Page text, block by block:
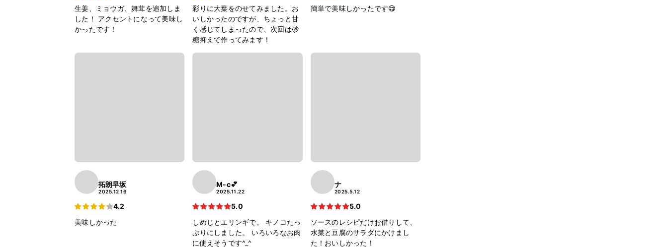
生姜、ミョウガ、舞茸を追加しま
した！ アクセントになって美味し
かったです！
彩りに大葉をのせてみました。お
いしかったのですが、ちょっと甘
く感じてしまったので、次回は砂
糖抑えて作ってみます！
簡単で美味しかったです😋
拓朗早坂
2025.12.16
4.2
美味しかった
M-c💕
2025.11.22
5.0
しめじとエリンギで。 キノコたっ
ぷりにしました。 いろいろなお肉
に使えそうです^_^
ナ
2025.5.12
5.0
ソースのレシピだけお借りして、
水菜と豆腐のサラダにかけまし
た！おいしかった！